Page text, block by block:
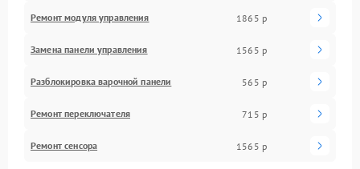
Ремонт модуля управления 1865 р
Замена панели управления 1565 р
Разблокировка варочной панели 565 р
Ремонт переключателя 715 р
Ремонт сенсора 1565 р